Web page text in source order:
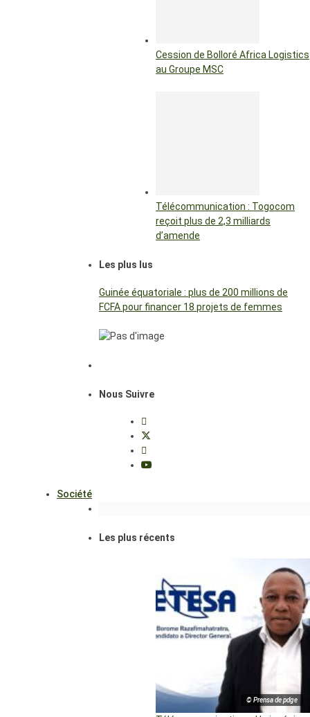
Cession de Bolloré Africa Logistics
au Groupe MSC
Télécommunication : Togocom
reçoit plus de 2,3 milliards
d’amende
Les plus lus
Guinée équatoriale : plus de 200 millions de
FCFA pour financer 18 projets de femmes
Nous Suivre
Société
Les plus récents
© Prensa de pdge